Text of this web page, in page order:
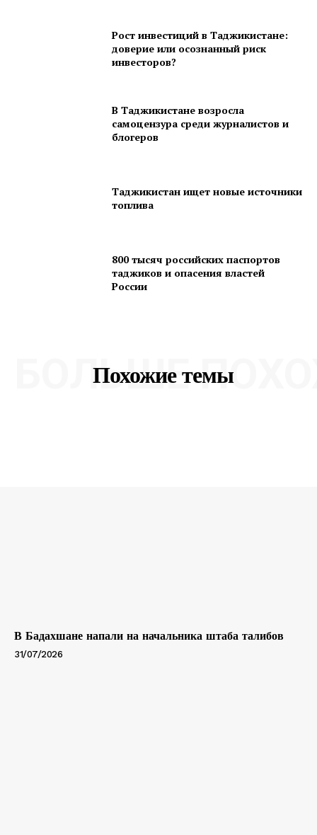
Рост инвестиций в Таджикистане:
доверие или осознанный риск
инвесторов?
В Таджикистане возросла
самоцензура среди журналистов и
блогеров
Таджикистан ищет новые источники
топлива
800 тысяч российских паспортов
таджиков и опасения властей
России
Похожие темы
БОЛЬШЕ
В Бадахшане напали на начальника штаба талибов
31/07/2026